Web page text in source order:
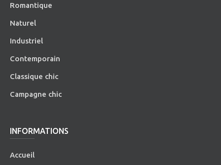
Romantique
Naturel
Industriel
Contemporain
Classique chic
Campagne chic
INFORMATIONS
Accueil